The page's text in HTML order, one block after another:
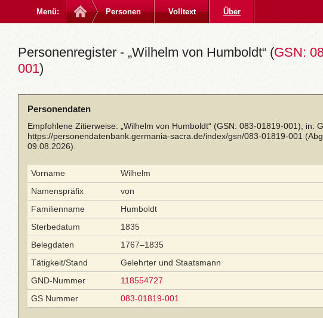
Menü: Personen Volltext Über
Personenregister - „Wilhelm von Humboldt“ (GSN:
001)
Personendaten
Empfohlene Zitierweise: „Wilhelm von Humboldt“ (GSN: 083-01819-001), in:
https://personendatenbank.germania-sacra.de/index/gsn/083-01819-001
09.08.2026).
Vorname
Wilhelm
Namenspräfix
von
Familienname
Humboldt
Sterbedatum
1835
Belegdaten
1767–1835
Tätigkeit/Stand
Gelehrter und Staatsmann
GND-Nummer
118554727
GS Nummer
083-01819-001